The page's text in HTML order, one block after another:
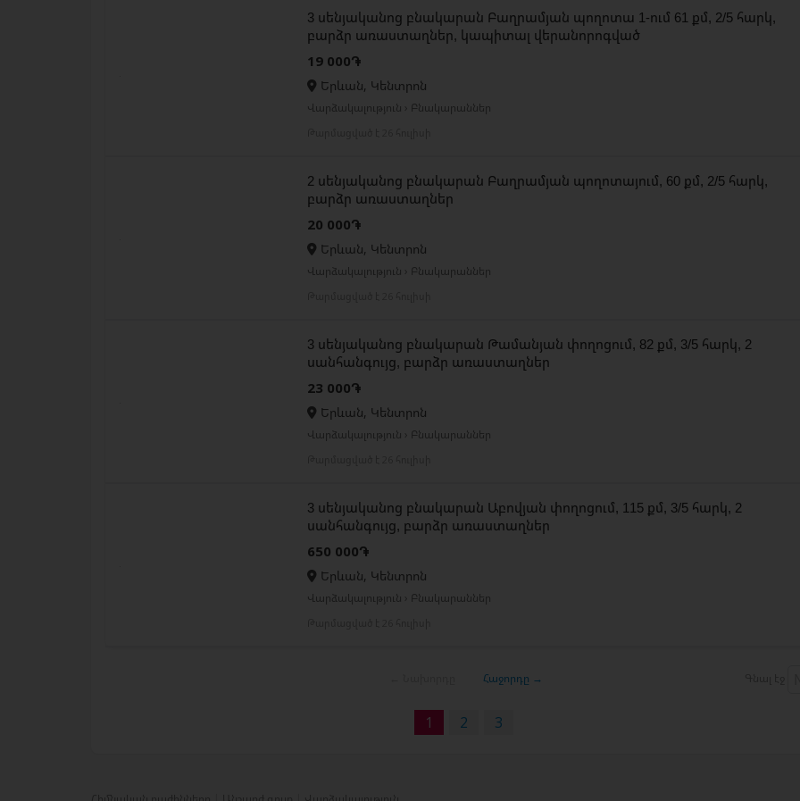
3 սենյականոց բնակարան Բաղրամյան պողոտա 1-ում 61 քմ, 2/5 հարկ,
բարձր առաստաղներ, կապիտալ վերանորոգված
19 000֏
Երևան, Կենտրոն
Վարձակալություն › Բնակարաններ
2 սենյականոց բնակարան Բաղրամյան պողոտայում, 60 քմ, 2/5 հարկ,
բարձր առաստաղներ
20 000֏
Երևան, Կենտրոն
Վարձակալություն › Բնակարաններ
3 սենյականոց բնակարան Թամանյան փողոցում, 82 քմ, 3/5 հարկ, 2
սանհանգույց, բարձր առաստաղներ
23 000֏
Երևան, Կենտրոն
Վարձակալություն › Բնակարաններ
3 սենյականոց բնակարան Աբովյան փողոցում, 115 քմ, 3/5 հարկ, 2
սանհանգույց, բարձր առաստաղներ
650 000֏
Երևան, Կենտրոն
Վարձակալություն › Բնակարաններ
Հաջորդը →
1 2 3